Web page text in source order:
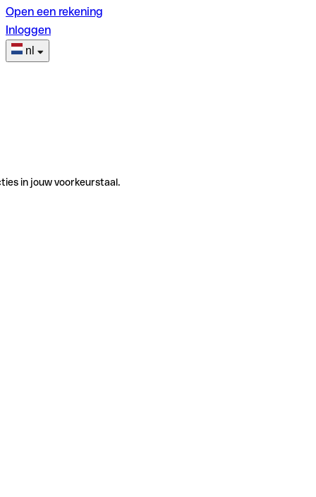
Open een rekening
Inloggen
nl
in jouw voorkeurstaal.